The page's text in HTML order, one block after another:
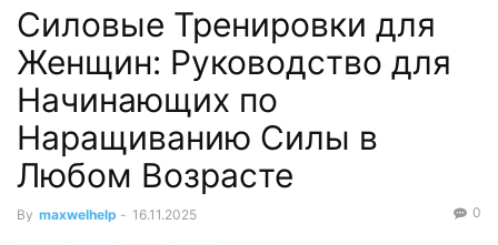
Силовые Тренировки для
Женщин: Руководство для
Начинающих по
Наращиванию Силы в
Любом Возрасте
By maxwelhelp - 16.11.2025 0